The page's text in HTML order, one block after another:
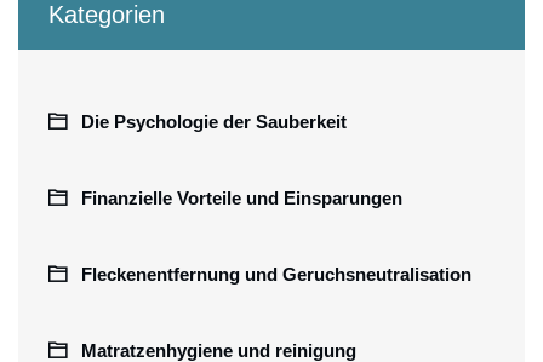
Kategorien
Die Psychologie der Sauberkeit
Finanzielle Vorteile und Einsparungen
Fleckenentfernung und Geruchsneutralisation
Matratzenhygiene und reinigung